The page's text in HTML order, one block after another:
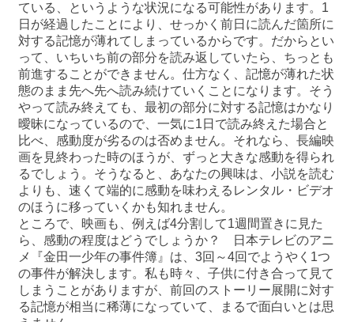
ている、というような状況になる可能性があります。1
日が経過したことにより、せっかく前日に読んだ箇所に
対する記憶が薄れてしまっているからです。だからとい
って、いちいち前の部分を読み返していたら、ちっとも
前進することができません。仕方なく、記憶が薄れた状
態のまま先へ先へ読み続けていくことになります。そう
やって読み終えても、最初の部分に対する記憶はかなり
曖昧になっているので、一気に1日で読み終えた場合と
比べ、感動度が劣るのは否めません。それなら、長編映
画を見終わった時のほうが、ずっと大きな感動を得られ
るでしょう。そうなると、あなたの興味は、小説を読む
よりも、速くて端的に感動を味わえるレンタル・ビデオ
のほうに移っていくかも知れません。
ところで、映画も、例えば4分割して1週間置きに見た
ら、感動の程度はどうでしょうか？ 日本テレビのアニ
メ『金田一少年の事件簿』は、3回～4回でようやく1つ
の事件が解決します。私も時々、子供に付き合って見て
しまうことがありますが、前回のストーリー展開に対す
る記憶が相当に稀薄になっていて、まるで面白いとは思